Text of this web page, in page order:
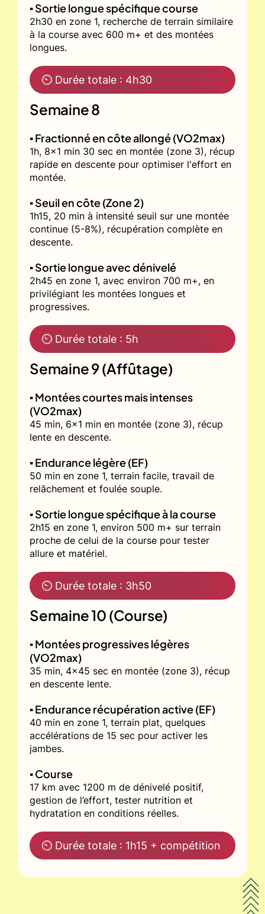
▪️ Sortie longue spécifique course
2h30 en zone 1, recherche de terrain similaire
à la course avec 600 m+ et des montées
longues.
⏲ Durée totale : 4h30
Semaine 8
▪️ Fractionné en côte allongé (VO2max)
1h, 8x1 min 30 sec en montée (zone 3), récup
rapide en descente pour optimiser l'effort en
montée.
▪️ Seuil en côte (Zone 2)
1h15, 20 min à intensité seuil sur une montée
continue (5-8%), récupération complète en
descente.
▪️ Sortie longue avec dénivelé
2h45 en zone 1, avec environ 700 m+, en
privilégiant les montées longues et
progressives.
⏲ Durée totale : 5h
Semaine 9 (Affûtage)
▪️ Montées courtes mais intenses
(VO2max)
45 min, 6x1 min en montée (zone 3), récup
lente en descente.
▪️ Endurance légère (EF)
50 min en zone 1, terrain facile, travail de
relâchement et foulée souple.
▪️ Sortie longue spécifique à la course
2h15 en zone 1, environ 500 m+ sur terrain
proche de celui de la course pour tester
allure et matériel.
⏲ Durée totale : 3h50
Semaine 10 (Course)
▪️ Montées progressives légères
(VO2max)
35 min, 4x45 sec en montée (zone 3), récup
en descente lente.
▪️ Endurance récupération active (EF)
40 min en zone 1, terrain plat, quelques
accélérations de 15 sec pour activer les
jambes.
▪️ Course
17 km avec 1200 m de dénivelé positif,
gestion de l’effort, tester nutrition et
hydratation en conditions réelles.
⏲ Durée totale : 1h15 + compétition